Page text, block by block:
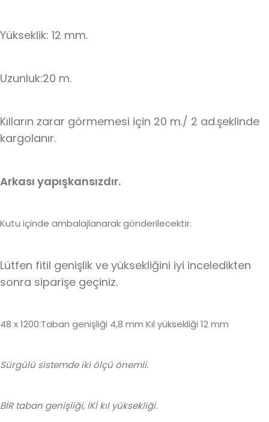
Yükseklik: 12 mm.
Uzunluk:20 m.
Kılların zarar görmemesi için 20 m./ 2 ad.şeklinde
kargolanır.
Arkası yapışkansızdır.
Kutu içinde ambalajlanarak gönderilecektir.
Lütfen fitil genişlik ve yüksekliğini iyi inceledikten
sonra siparişe geçiniz.
48 x 1200:Taban genişliği 4,8 mm Kıl yüksekliği 12 mm
Sürgülü sistemde iki ölçü önemli.
BİR taban genişliği, İKİ kıl yüksekliği.